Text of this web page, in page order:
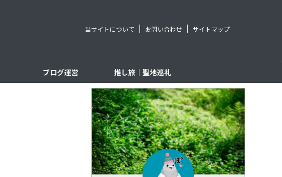
当サイトについて お問い合わせ サイトマップ
ブログ運営 推し旅｜聖地巡礼